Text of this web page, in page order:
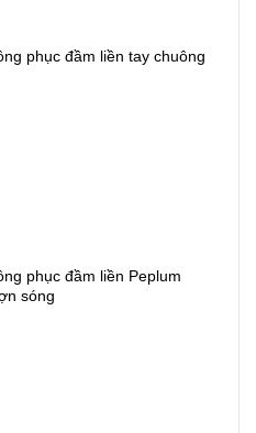
phục đầm liền tay chuông
phục đầm liền Peplum
sóng